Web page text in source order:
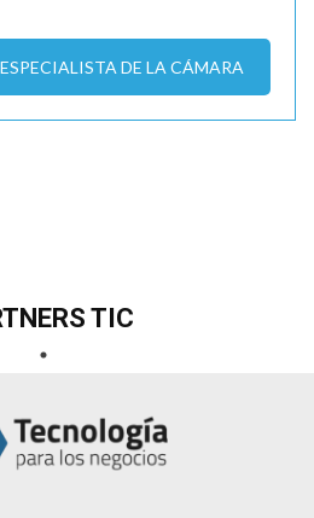
DE LA CÁMARA
TIC